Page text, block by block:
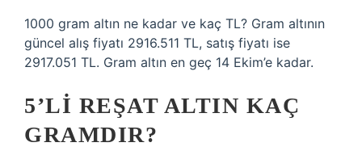
1000 gram altın ne kadar ve kaç TL? Gram altının
güncel alış fiyatı 2916.511 TL, satış fiyatı ise
2917.051 TL. Gram altın en geç 14 Ekim’e kadar.
5’LI REŞAT ALTIN KAÇ
GRAMDIR?